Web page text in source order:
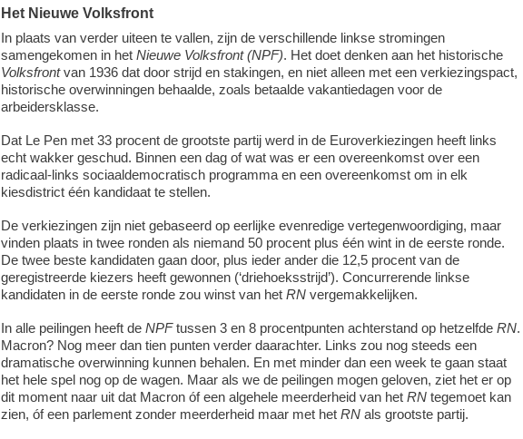
Het Nieuwe Volksfront
In plaats van verder uiteen te vallen, zijn de verschillende linkse stromingen
samengekomen in het Nieuwe Volksfront (NPF). Het doet denken aan het historische
Volksfrontvan 1936 dat door strijd en stakingen, en niet alleen met een verkiezingspact,
historische overwinningen behaalde, zoals betaalde vakantiedagen voor de
arbeidersklasse.
Dat Le Pen met 33 procent de grootste partij werd in de Euroverkiezingen heeft links
echt wakker geschud. Binnen een dag of wat was er een overeenkomst over een
radicaal-links sociaaldemocratisch programma en een overeenkomst om in elk
kiesdistrict één kandidaat te stellen.
De verkiezingen zijn niet gebaseerd op eerlijke evenredige vertegenwoordiging, maar
vinden plaats in twee ronden als niemand 50 procent plus één wint in de eerste ronde.
De twee beste kandidaten gaan door, plus ieder ander die 12,5 procent van de
geregistreerde kiezers heeft gewonnen (‘driehoeksstrijd’). Concurrerende linkse
kandidaten in de eerste ronde zou winst van het RNvergemakkelijken.
In alle peilingen heeft de NPFtussen 3 en 8 procentpunten achterstand op hetzelfde RN.
Macron? Nog meer dan tien punten verder daarachter. Links zou nog steeds een
dramatische overwinning kunnen behalen. En met minder dan een week te gaan staat
het hele spel nog op de wagen. Maar als we de peilingen mogen geloven, ziet het er op
dit moment naar uit dat Macron óf een algehele meerderheid van het RNtegemoet kan
zien, óf een parlement zonder meerderheid maar met het RNals grootste partij.